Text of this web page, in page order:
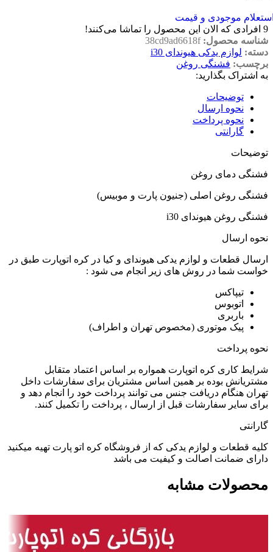
موجودی و قیمت
9 افرادی که الان این محصول را تماشا می‌کنند!
شناسه محصول:38cd9ad6618f
دسته: لوازم یدکی هیوندای i30
برچسب: فشنگی روغن
به اشتراک بگذارید:
توضیحات
نحوه ارسال
نحوه پرداخت
گارانتی
توضیحات
فشنگی دمای روغن
فشنگی روغن اصلی (جنیون پارت و موبیس)
فشنگی روغن هیوندای i30
نحوه ارسال
ارسال قطعات و لوازم یدکی هیوندای و کیا در کره اتوپارت طبق در
خواست شما در روش های زیر انجام می شود :
تیپاکس
اتوبوس
باربری
پیک موتوری (مخصوص تهران و اطراف)
نحوه پرداخت
شرایط کاری کره اتوپارت همواره بر اساس اعتماد متقابل
مشتریانش بوده بر همین اساس مشتریان برای سفارشات داخل
تهران هنگام دریافت جنس می توانند پرداخت خود را انجام دهد و
برای سایر سفارشات قبل از ارسال ، پرداخت را تکمیل کنند.
گارانتی
کلیه قطعات و لوازم یدکی که از فروشگاه کره اتو پارت تهیه میکنید
دارای ضمانت اصالت و کیفیت می باشد
محصولات مشابه